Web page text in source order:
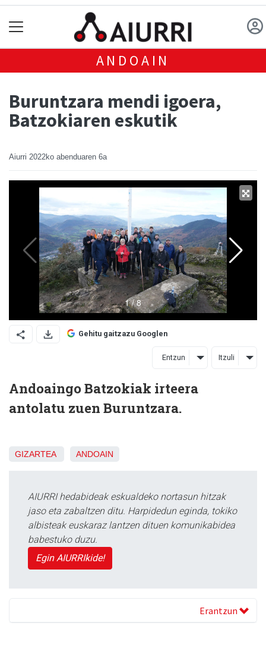
ANDOAIN
Buruntzara mendi igoera,
Batzokiaren eskutik
Aiurri 2022ko abenduaren 6a
Gehitu gaitzazu Googlen
Entzun Itzuli
Andoaingo Batzokiak irteera
antolatu zuen Buruntzara.
GIZARTEA ANDOAIN
AIURRI hedabideak eskualdeko nortasun hitzak
jaso eta zabaltzen ditu. Harpidedun eginda, tokiko
albisteak euskaraz lantzen dituen komunikabidea
babestuko duzu.
Egin AIURRIkide!
Erantzun